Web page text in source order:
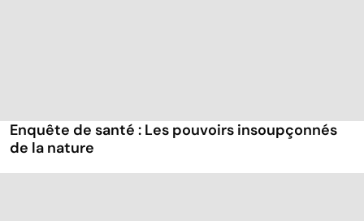
Enquête de santé : Les pouvoirs insoupçonnés
de la nature